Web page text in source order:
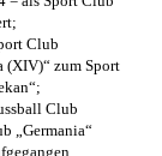
Club
(XIV)“ zum Sport
Club
„Germania“